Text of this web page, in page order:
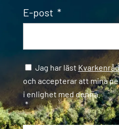
E-post *
Samtycke *
Jag har läst
och accepterar att mina
i enlighet med denna.
*